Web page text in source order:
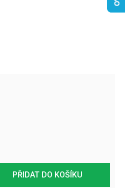
PŘIDAT DO KOŠÍKU